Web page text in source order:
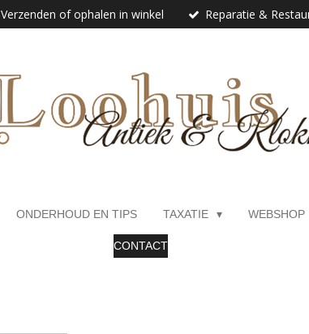
Verzenden of ophalen in winkel Reparatie &
ONDERHOUD EN TIPS TAXATIE WEBSHOP
CONTACT